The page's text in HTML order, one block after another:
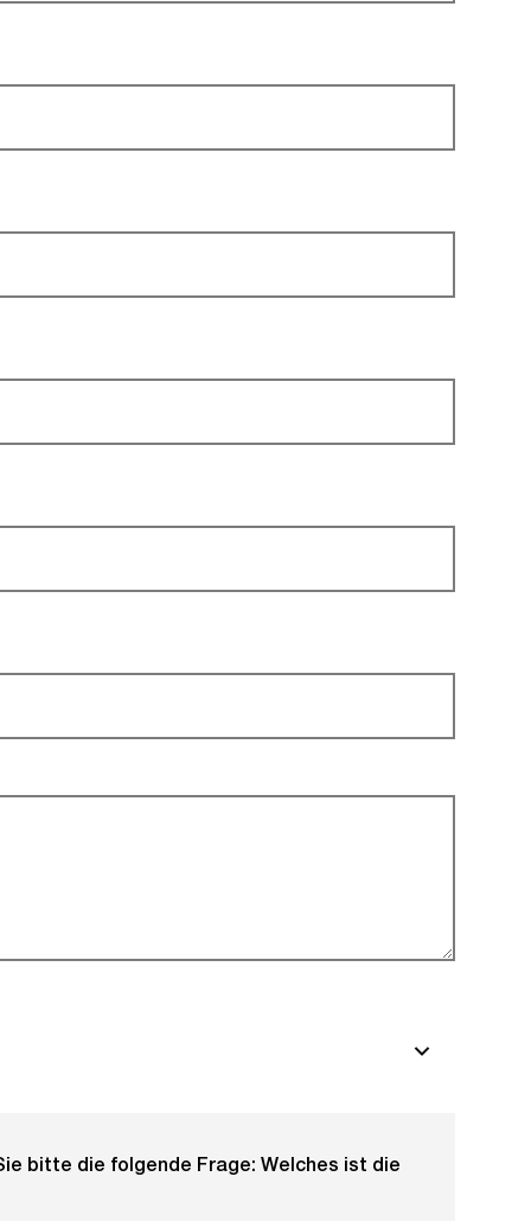
bitte die folgende Frage: Welches ist die